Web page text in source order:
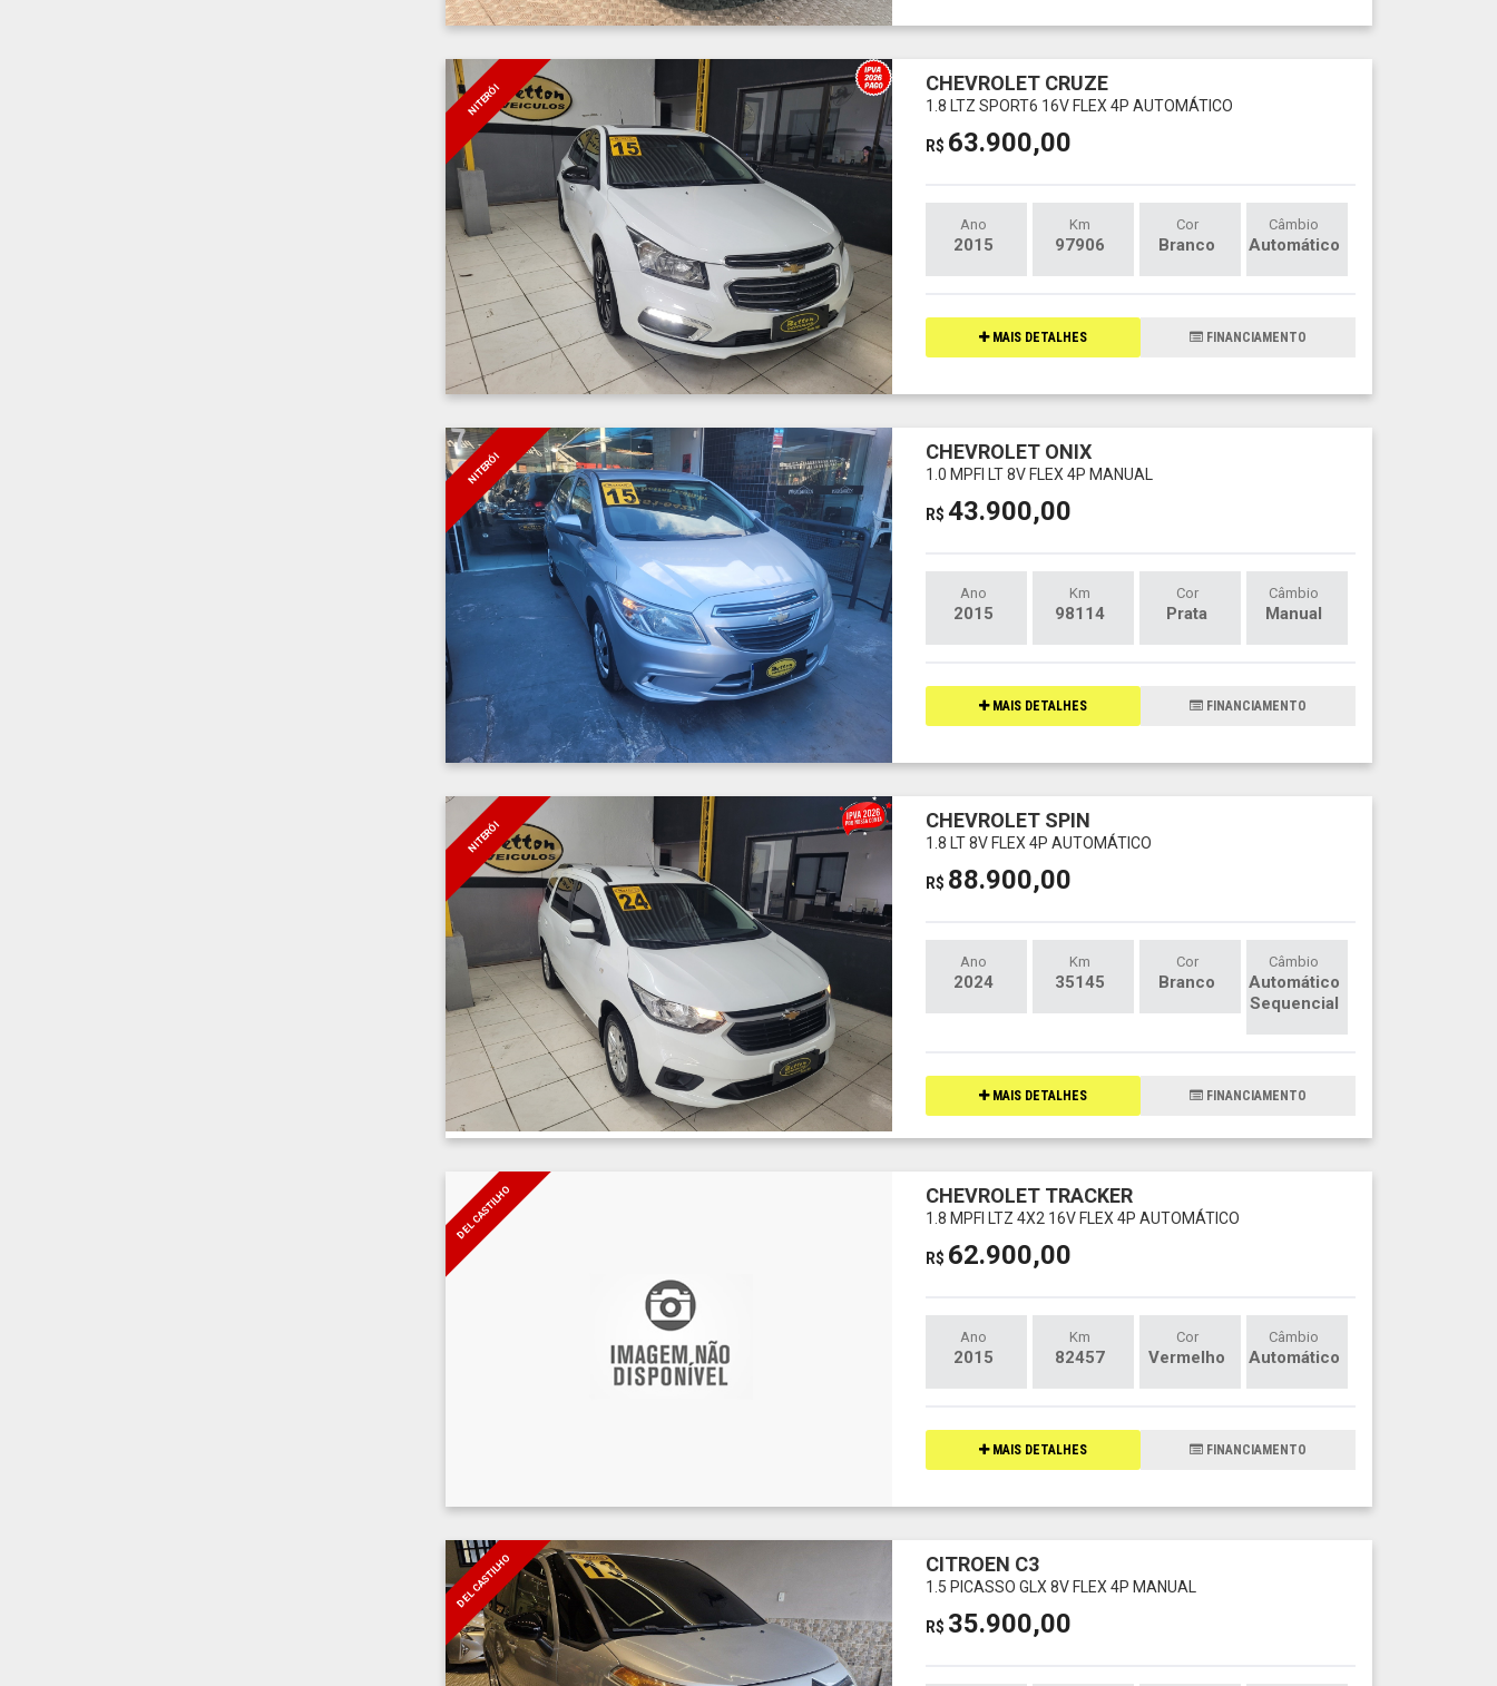
NITERÓI CHEVROLET CRUZE
1.8 LTZ SPORT6 16V FLEX 4P AUTOMÁTICO
R$ 63.900,00
Ano
2015
Km
97906
Cor
Branco
Câmbio
Automático
MAIS DETALHES FINANCIAMENTO
NITERÓI CHEVROLET ONIX
1.0 MPFI LT 8V FLEX 4P MANUAL
R$ 43.900,00
Ano
2015
Km
98114
Cor
Prata
Câmbio
Manual
MAIS DETALHES FINANCIAMENTO
NITERÓI CHEVROLET SPIN
1.8 LT 8V FLEX 4P AUTOMÁTICO
R$ 88.900,00
Ano
2024
Km
35145
Cor
Branco
Câmbio
Automático
Sequencial
MAIS DETALHES FINANCIAMENTO
DEL CASTILHO CHEVROLET TRACKER
1.8 MPFI LTZ 4X2 16V FLEX 4P AUTOMÁTICO
R$ 62.900,00
Ano
2015
Km
82457
Cor
Vermelho
Câmbio
Automático
MAIS DETALHES FINANCIAMENTO
DEL CASTILHO CITROEN C3
1.5 PICASSO GLX 8V FLEX 4P MANUAL
R$ 35.900,00